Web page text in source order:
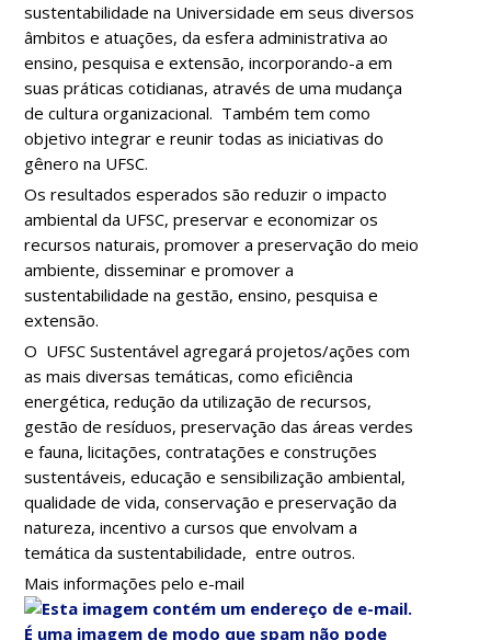
sustentabilidade na Universidade em seus diversos
âmbitos e atuações, da esfera administrativa ao
ensino, pesquisa e extensão, incorporando-a em
suas práticas cotidianas, através de uma mudança
de cultura organizacional. Também tem como
objetivo integrar e reunir todas as iniciativas do
gênero na UFSC.
Os resultados esperados são reduzir o impacto
ambiental da UFSC, preservar e economizar os
recursos naturais, promover a preservação do meio
ambiente, disseminar e promover a
sustentabilidade na gestão, ensino, pesquisa e
extensão.
O UFSC Sustentável agregará projetos/ações com
as mais diversas temáticas, como eficiência
energética, redução da utilização de recursos,
gestão de resíduos, preservação das áreas verdes
e fauna, licitações, contratações e construções
sustentáveis, educação e sensibilização ambiental,
qualidade de vida, conservação e preservação da
natureza, incentivo a cursos que envolvam a
temática da sustentabilidade, entre outros.
Mais informações pelo e-mail